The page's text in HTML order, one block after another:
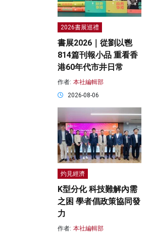
2026書展巡禮
書展2026｜從劉以鬯
814篇刊報小品 重看香
港60年代市井日常
作者: 本社編輯部
2026-08-06
灼見經濟
K型分化 科技難解內需
之困 學者倡政策協同發
力
作者: 本社編輯部